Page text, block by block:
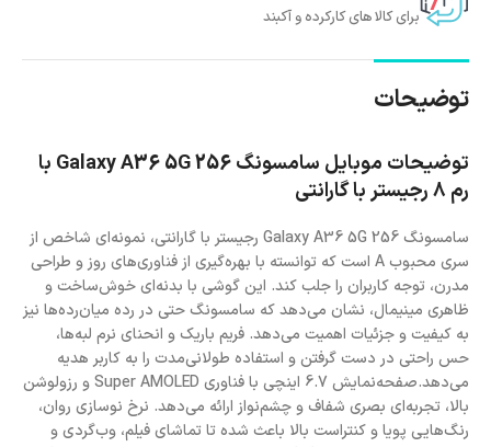
برای کالا های کارکرده و آکبند
توضیحات
توضیحات موبایل سامسونگ Galaxy A36 5G 256 با
رم 8 رجیستر با گارانتی
سامسونگ Galaxy A36 5G 256 رجیستر با گارانتی، نمونه‌ای شاخص از
سری محبوب A است که توانسته با بهره‌گیری از فناوری‌های روز و طراحی
مدرن، توجه کاربران را جلب کند. این گوشی با بدنه‌ای خوش‌ساخت و
ظاهری مینیمال، نشان می‌دهد که سامسونگ حتی در رده میان‌رده‌ها نیز
به کیفیت و جزئیات اهمیت می‌دهد. فریم باریک و انحنای نرم لبه‌ها،
حس راحتی در دست گرفتن و استفاده طولانی‌مدت را به کاربر هدیه
می‌دهد.صفحه‌نمایش 6.7 اینچی با فناوری Super AMOLED و رزولوشن
بالا، تجربه‌ای بصری شفاف و چشم‌نواز ارائه می‌دهد. نرخ نوسازی روان،
رنگ‌هایی پویا و کنتراست بالا باعث شده تا تماشای فیلم، وب‌گردی و